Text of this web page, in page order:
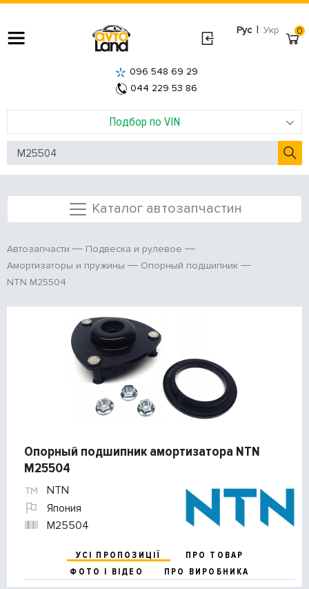
Рус | Укр
Подбор по VIN
096 548 69 29
044 229 53 86
0
Каталог автозапчастин
Автозапчасти
Подвеска и рулевое
Амортизаторы и пружины
Опорный подшипник
NTN M25504
Опорный подшипник амортизатора NTN
M25504
NTN
Япония
M25504
УСІ ПРОПОЗИЦІЇ
ПРО ТОВАР
ФОТО І ВІДЕО
ПРО ВИРОБНИКА